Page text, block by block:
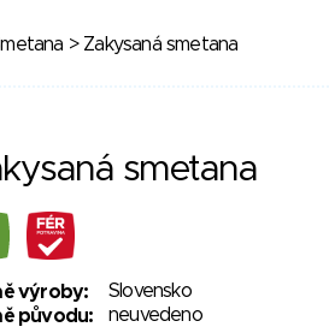
> Zakysaná smetana
smetana
výroby:
Slovensko
původu:
neuvedeno